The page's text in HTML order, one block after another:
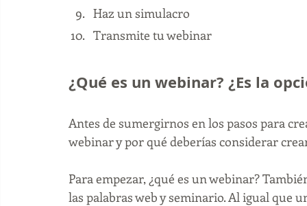
Haz un simulacro
Transmite tu webinar
¿Qué es un webinar? ¿Es la
Antes de sumergirnos en los pasos para
webinar y por qué deberías considerar
Para empezar, ¿qué es un webinar?
las palabras web y seminario. Al igual que